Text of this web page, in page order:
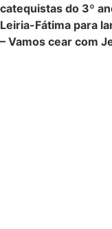
catequistas do 3º
Leiria-Fátima para
– Vamos cear com